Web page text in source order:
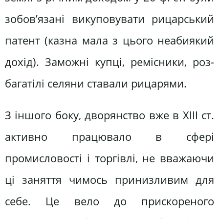
зобов’язані викуповувати рицарський
патент (казна мала з цього неабиякий
дохід). Заможні купці, ремісники, роз­
багатілі селяни ставали рицарями.
З іншого боку, дворянство вже в XIII ст.
активно працювало в сфе­рі
промисловості і торгівлі, не вважаючи
ці заняття чимось принизли­вим для
себе. Це вело до прискореного